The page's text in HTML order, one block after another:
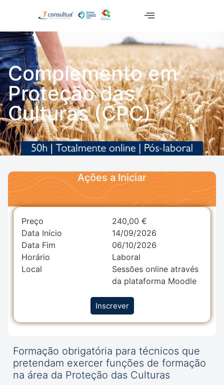
Complemento em
Proteção das
Culturas (CPC)
Formação obrigatória para técnicos que
pretendam exercer funções de formação
na área da Proteção das Culturas
Ações a Iniciar
Preço 240,00 €
Data Início
14/09/2026
Data Fim
06/10/2026
Horário
Laboral
Local
Sessões online através
da plataforma Moodle
Inscrever